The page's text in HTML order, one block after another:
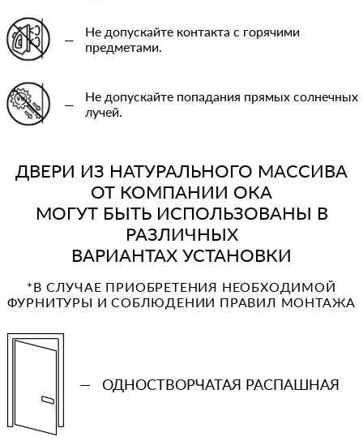
—
Не допускайте контакта с горячими
предметами.
—
Не допускайте попадания прямых солнечных
лучей.
ДВЕРИ ИЗ НАТУРАЛЬНОГО МАССИВА
ОТ КОМПАНИИ ОКА
МОГУТ БЫТЬ ИСПОЛЬЗОВАНЫ В
РАЗЛИЧНЫХ
ВАРИАНТАХ УСТАНОВКИ
*В СЛУЧАЕ ПРИОБРЕТЕНИЯ НЕОБХОДИМОЙ
ФУРНИТУРЫ И СОБЛЮДЕНИИ ПРАВИЛ МОНТАЖА
— ОДНОСТВОРЧАТАЯ РАСПАШНАЯ